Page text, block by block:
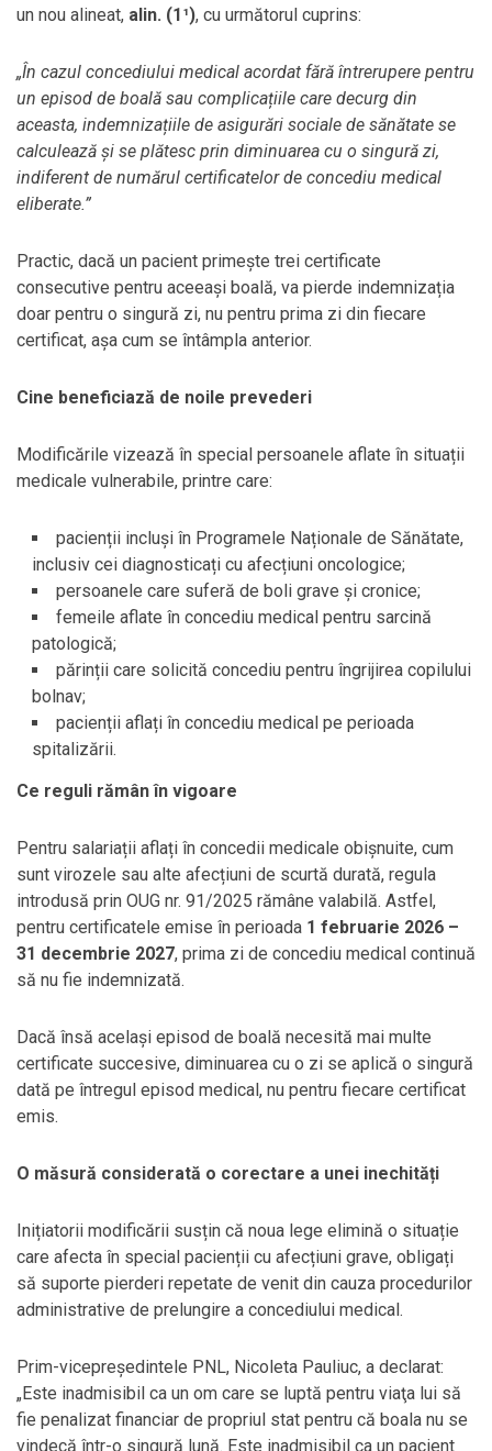
un nou alineat, alin. (1¹), cu următorul cuprins:
„În cazul concediului medical acordat fără întrerupere pentru
un episod de boală sau complicațiile care decurg din
aceasta, indemnizațiile de asigurări sociale de sănătate se
calculează și se plătesc prin diminuarea cu o singură zi,
indiferent de numărul certificatelor de concediu medical
eliberate.”
Practic, dacă un pacient primește trei certificate
consecutive pentru aceeași boală, va pierde indemnizația
doar pentru o singură zi, nu pentru prima zi din fiecare
certificat, așa cum se întâmpla anterior.
Cine beneficiază de noile prevederi
Modificările vizează în special persoanele aflate în situații
medicale vulnerabile, printre care:
pacienții incluși în Programele Naționale de Sănătate,
inclusiv cei diagnosticați cu afecțiuni oncologice;
persoanele care suferă de boli grave și cronice;
femeile aflate în concediu medical pentru sarcină
patologică;
părinții care solicită concediu pentru îngrijirea copilului
bolnav;
pacienții aflați în concediu medical pe perioada
spitalizării.
Ce reguli rămân în vigoare
Pentru salariații aflați în concedii medicale obișnuite, cum
sunt virozele sau alte afecțiuni de scurtă durată, regula
introdusă prin OUG nr. 91/2025 rămâne valabilă. Astfel,
pentru certificatele emise în perioada 1 februarie 2026 –
31 decembrie 2027, prima zi de concediu medical continuă
să nu fie indemnizată.
Dacă însă același episod de boală necesită mai multe
certificate succesive, diminuarea cu o zi se aplică o singură
dată pe întregul episod medical, nu pentru fiecare certificat
emis.
O măsură considerată o corectare a unei inechități
Inițiatorii modificării susțin că noua lege elimină o situație
care afecta în special pacienții cu afecțiuni grave, obligați
să suporte pierderi repetate de venit din cauza procedurilor
administrative de prelungire a concediului medical.
Prim-vicepreședintele PNL, Nicoleta Pauliuc, a declarat:
„Este inadmisibil ca un om care se luptă pentru viaţa lui să
fie penalizat financiar de propriul stat pentru că boala nu se
vindecă într-o singură lună. Este inadmisibil ca un pacient